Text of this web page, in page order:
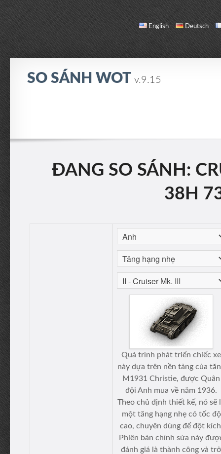
English Deutsch
SO SÁNH WOT v.9.15
ĐANG SO SÁNH:
38H
Quá trình phát triển chiếc xe
này dựa trên nền tảng của
M1931 Christie, được Quân
đội Anh mua về năm 1936.
Theo chủ định thiết kế, nó sẽ
một tăng hạng nhẹ có tốc độ
cao, chuyên dùng để đột
Phiên bản chỉnh sửa này
đánh giá là thành công và trở